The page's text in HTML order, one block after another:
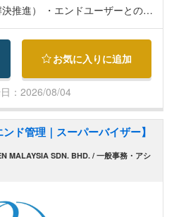
推進） ・エンドユーザーとの打
義、基本設計フェーズ） 入社
手続きや研修を日本で行った後、
ります。お気に入りに追加
：2026/08/04
ド管理｜スーパーバイザー】
MALAYSIA SDN. BHD. / 一般事務・アシ